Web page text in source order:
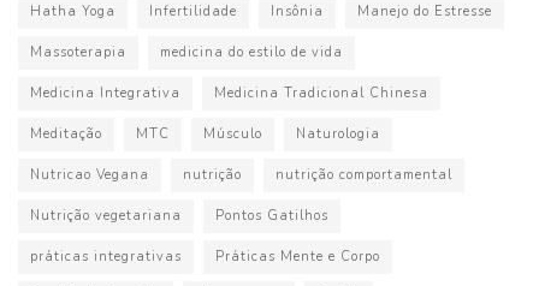
Hatha Yoga Infertilidade Insônia Manejo do Estresse
Massoterapia medicina do estilo de vida
Medicina Integrativa Medicina Tradicional Chinesa
Meditação MTC Músculo Naturologia
Nutricao Vegana nutrição nutrição comportamental
Nutrição vegetariana Pontos Gatilhos
práticas integrativas Práticas Mente e Corpo